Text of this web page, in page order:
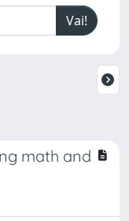
math and